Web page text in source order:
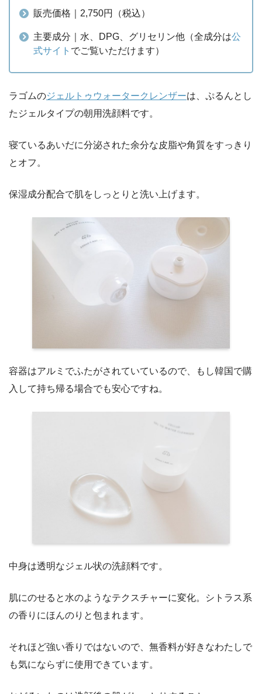
販売価格｜2,750円（税込）
主要成分｜水、DPG、グリセリン他（全成分は公
式サイト でご覧いただけます）
ラゴムのジェルトゥウォータークレンザーは、ぷるんとし
たジェルタイプの朝用洗顔料です。
寝ているあいだに分泌された余分な皮脂や角質をすっきり
とオフ。
保湿成分配合で肌をしっとりと洗い上げます。
容器はアルミでふたがされていているので、もし韓国で購
入して持ち帰る場合でも安心ですね。
中身は透明なジェル状の洗顔料です。
肌にのせると水のようなテクスチャーに変化。シトラス系
の香りにほんのりと包まれます。
それほど強い香りではないので、無香料が好きなわたしで
も気にならずに使用できています。